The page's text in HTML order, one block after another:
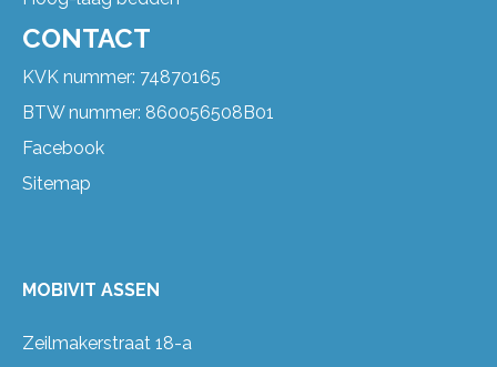
CONTACT
KVK nummer: 74870165
BTW nummer: 860056508B01
Facebook
Sitemap
MOBIVIT ASSEN
Zeilmakerstraat 18-a